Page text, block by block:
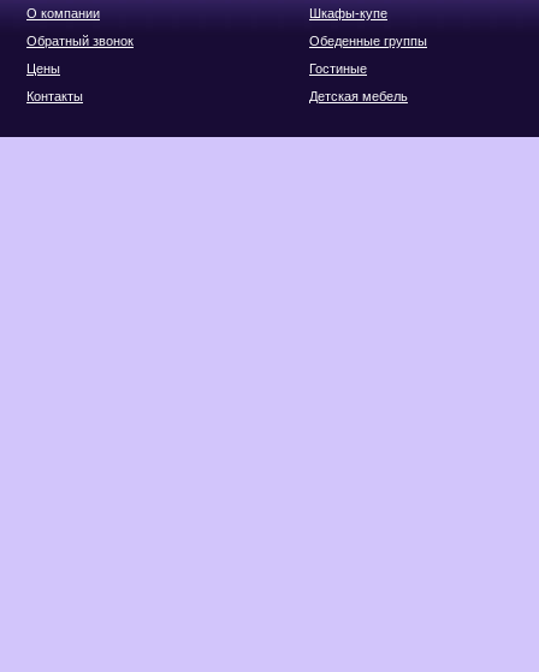
О компании
Обратный звонок
Цены
Контакты
Шкафы-купе
Обеденные группы
Гостиные
Детская мебель